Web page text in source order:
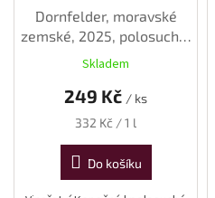
Dornfelder, moravské
zemské, 2025, polosuché,
0,75 l
Skladem
249 Kč / ks
Měrná
332 Kč / 1 l
Do košíku